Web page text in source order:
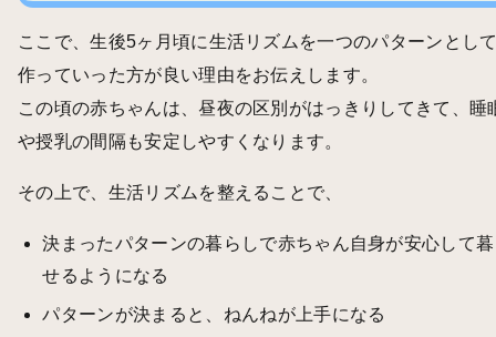
ここで、生後5ヶ月頃に生活リズムを一つのパターンとし
作っていった方が良い理由をお伝えします。
この頃の赤ちゃんは、昼夜の区別がはっきりしてきて、睡
や授乳の間隔も安定しやすくなります。
その上で、生活リズムを整えることで、
決まったパターンの暮らしで赤ちゃん自身が安心して
せるようになる
パターンが決まると、ねんねが上手になる